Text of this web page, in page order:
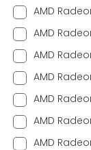
AMD
AMD
AMD
AMD
AMD
AMD
AMD